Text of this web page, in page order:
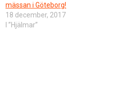
mässan i Göteborg!
18 december, 2017
I ”Hjälmar”